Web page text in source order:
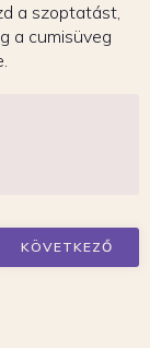
a szoptatást,
a cumisüveg
KÖVETKEZŐ